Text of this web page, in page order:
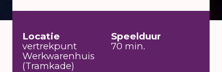
Locatie
vertrekpunt
Werkwarenhuis
(Tramkade)
Speelduur
70 min.